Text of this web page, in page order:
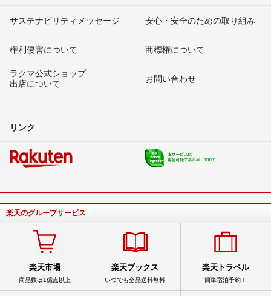
サステナビリティメッセージ 安心・安全のための取り組み
権利侵害について
商標権について
ラクマ公式ショップ
出店について
お問い合わせ
リンク
楽天のグループサービス
楽天市場
商品数は1億点以上
楽天ブックス
いつでも全品送料無料
楽天トラベル
簡単宿泊予約！